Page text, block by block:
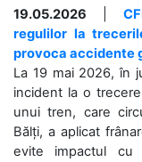
19.05.2026
regulilor la
provoca accidente
La 19 mai 2026, în
incident la o
unui tren, care
Bălți, a aplicat
evite impactul cu